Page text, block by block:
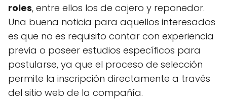
roles, entre ellos los de cajero y reponedor.
Una buena noticia para aquellos interesados
es que no es requisito contar con experiencia
previa o poseer estudios específicos para
postularse, ya que el proceso de selección
permite la inscripción directamente a través
del sitio web de la compañía.